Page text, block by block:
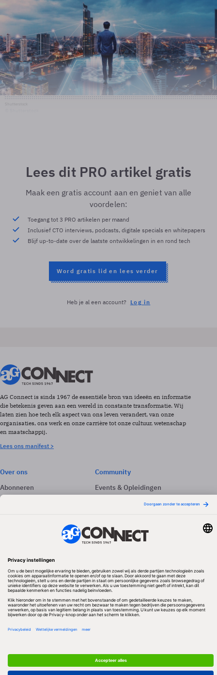
Lees dit PRO artikel gratis
Maak een gratis account aan en geniet van alle
voordelen:
Toegang tot 3 PRO artikelen per maand
Inclusief CTO interviews, podcasts, digitale specials en whitepapers
Blijf up-to-date over de laatste ontwikkelingen in en rond tech
Word gratis lid en lees verder
Heb je al een account? Log in
AG Connect is sinds 1967 de essentiële bron van ideeën en informatie
die betekenis geven aan een wereld in constante transformatie. Wij
laten zien hoe tech elk aspect van ons leven verandert, van onze
organisaties, ons werk en onze carrière tot onze cultuur, wetenschap
en maatschappij.
Lees ons manifest >
Over ons
Abonneren
Adverteren
Community
Events & Opleidingen
Volg ons
Redactionele partner
Algemene Voorwaarden & Copyrights